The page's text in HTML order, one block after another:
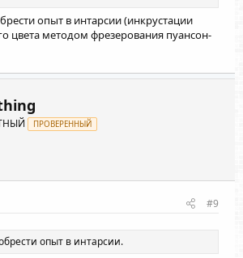
опыт в интарсии (инкрустации
цвета методом фрезерования пуансон-
ПРОВЕРЕННЫЙ
#9
опыт в интарсии.